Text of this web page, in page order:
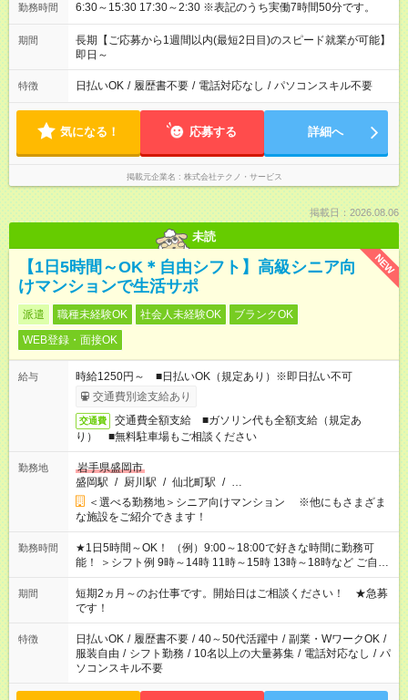
勤務時間 6:30～15:30 17:30～2:30 ※表記のうち実働7時間50分です。
期間
長期【ご応募から1週間以内(最短2日目)のスピード就業が可能】
即日～
特徴 日払いOK / 履歴書不要 / 電話対応なし / パソコンスキル不要
気になる！ 応募する 詳細へ
掲載元企業名 株式会社テクノ・サービス
掲載日：2026.08.06
未読
NEW
【1日5時間～OK＊自由シフト】高級シニア向
けマンションで生活サポ
派遣 職種未経験OK 社会人未経験OK
ブランクOK
WEB登録・面接OK
給与
時給1250円～ ■日払いOK（規定あり）※即日払い不可
交通費別途支給あり
交通費
交通費全額支給 ■ガソリン代も全額支給（規定あ
り） ■無料駐車場もご相談ください
勤務地
岩手県盛岡市
盛岡駅 / 厨川駅 / 仙北町駅 / …
＜選べる勤務地＞シニア向けマンション ※他にもさまざま
な施設をご紹介できます！
勤務時間
★1日5時間～OK！ （例）9:00～18:00で好きな時間に勤務可
能！ ＞シフト例 9時～14時 11時～15時 13時～18時など ご自身
のご都合に合わせて勤務時間をご相談ください！ ★家庭の都合
でお休みや時間の調整が必要な場合も遠慮なくご相談くださ
い。
期間
短期2ヵ月～のお仕事です。開始日はご相談ください！ ★急募
です！
特徴 日払いOK / 履歴書不要 / 40～50代活躍中 / 副業・WワークOK /
服装自由 / シフト勤務 / 10名以上の大量募集 / 電話対応なし / パ
ソコンスキル不要